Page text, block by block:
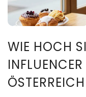
WIE HOCH